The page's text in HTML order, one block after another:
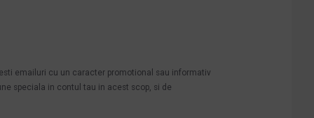
emailuri cu un caracter promotional sau informativ
speciala in contul tau in acest scop, si de